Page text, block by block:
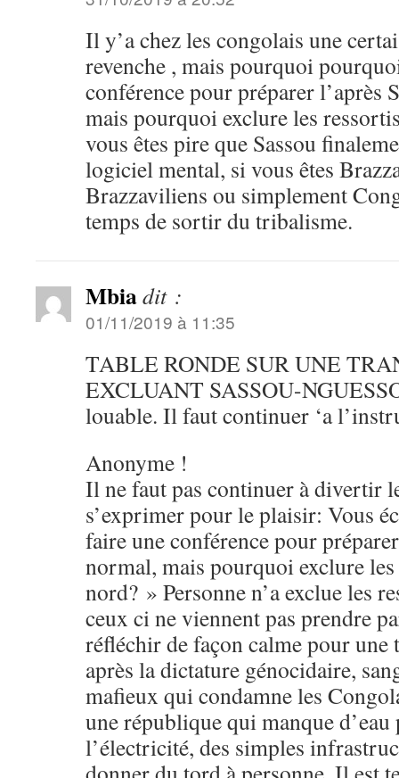
Il y’a chez les congolais une
revenche , mais pourquoi
conférence pour préparer l’après
mais pourquoi exclure les
vous êtes pire que Sassou
logiciel mental, si vous êtes
Brazzaviliens ou simplement
temps de sortir du tribalisme.
Mbiadit :
01/11/2019 à 11:35
TABLE RONDE SUR UNE
EXCLUANT SASSOU-
louable. Il faut continuer ‘a
Anonyme !
Il ne faut pas continuer à divertir
s’exprimer pour le plaisir: Vous
faire une conférence pour
normal, mais pourquoi exclure
nord? » Personne n’a exclue les
ceux ci ne viennent pas prendre
réfléchir de façon calme pour
après la dictature génocidaire,
mafieux qui condamne les
une république qui manque d’eau
l’électricité, des simples